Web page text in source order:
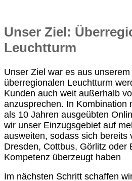
Unser Ziel:
Leuchtturm
Unser Ziel war es aus
überregionalen Leuchtturm
Kunden auch weit außerhalb
anzusprechen. In Kombination
als 10 Jahren ausgeübten
wir unser Einzugsgebiet auf
ausweiten, sodass sich bereits
Dresden, Cottbus, Görlitz oder
Kompetenz überzeugt haben
Im nächsten Schritt schaffen